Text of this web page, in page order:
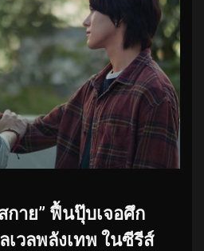
กาย” ฟื้นปุ๊บเจอศึก
เวลพลังเทพ ในซีรีส์